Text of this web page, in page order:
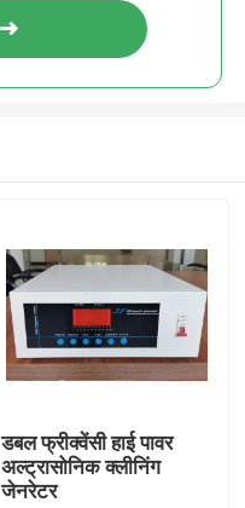
डबल फ्रीक्वेंसी हाई पावर
अल्ट्रासोनिक क्लीनिंग
जेनरेटर